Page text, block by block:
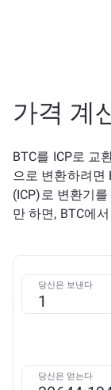
가격 계
BTC를 ICP로 교
으로 변환하려면
(ICP)로 변환기
만 하면, BTC에
당신은 보낸다
당신은 얻는다